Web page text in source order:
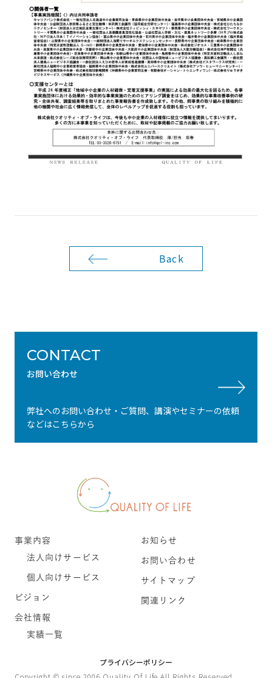
Back
CONTACT
お問い合わせ
弊社へのお問い合わせ・ご質問、講演やセミナーの依頼
などはこちらから
プライバシーポリシー
事業内容
法人向けサービス
個人向けサービス
ビジョン
会社情報
実績一覧
お知らせ
お問い合わせ
サイトマップ
関連リンク